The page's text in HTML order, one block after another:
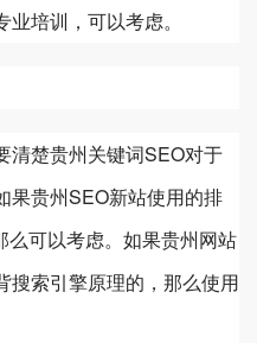
培训，可以考虑。
清楚贵州关键词SEO对于
果贵州SEO新站使用的排
么可以考虑。如果贵州网站
搜索引擎原理的，那么使用